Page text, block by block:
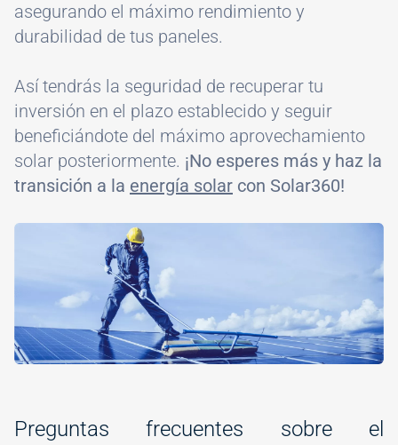
asegurando el máximo rendimiento y
durabilidad de tus paneles.
Así tendrás la seguridad de recuperar tu
inversión en el plazo establecido y seguir
beneficiándote del máximo aprovechamiento
solar posteriormente. ¡No esperes más y haz la
transición a la energía solar con Solar360!
#
Preguntas frecuentes sobre el